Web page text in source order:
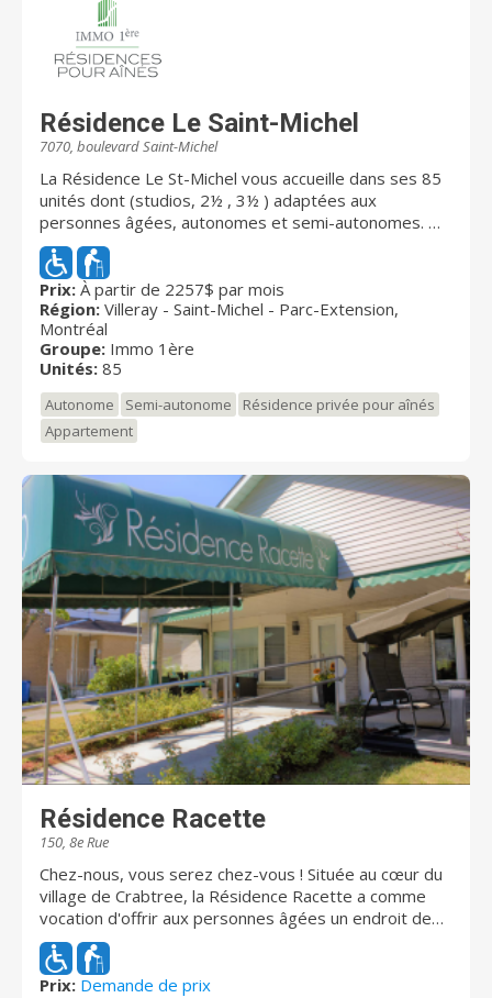
Résidence Le Saint-Michel
7070, boulevard Saint-Michel
La Résidence Le St-Michel vous accueille dans ses 85
unités dont (studios, 2½ , 3½ ) adaptées aux
personnes âgées, autonomes et semi-autonomes.
Située dans l'arrondissement Villeray-Saint-Michel-
Parc-Extension, cette résidence privée évolutive met
à votre disposition: Possibilité de court séjour Portes
de la résidence sécurisées Entretien ménager
hebdomadaire Câblodistribution Système d’appel
d’urgence Immeuble en béton Forfaits Heures de
soins : vaste gamme de soins personnalisés
Personnel des soins 24/7 Programme de loisirs pour
tous les goûts Salon de coiffure Cour extérieure
aménagée Gestion des médicaments Et plus encore !
planifier une visite dès aujourd'hui.
Prix: À partir de 2257$ par mois
Région: Villeray - Saint-Michel - Parc-Extension,
Montréal
Groupe: Immo 1ère
Unités: 85
Autonome Semi-autonome
Résidence privée pour aînés
Appartement
Résidence Racette
150, 8e Rue
Chez-nous, vous serez chez-vous ! Située au cœur du
village de Crabtree, la Résidence Racette a comme
vocation d'offrir aux personnes âgées un endroit de
vie respectueux et sécuritaire. Notre équipe accorde
une attention particulière aux besoins spécifiques de
chaque résident. Vous bénéficierez d'une ambiance
Prix: Demande de prix